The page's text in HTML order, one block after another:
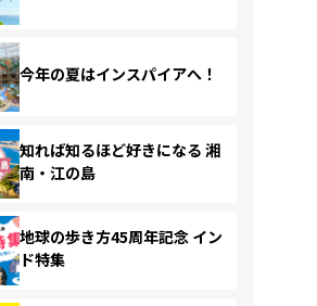
今年の夏はインスパイアへ！
知れば知るほど好きになる 湘
南・江の島
地球の歩き方45周年記念 イン
ド特集